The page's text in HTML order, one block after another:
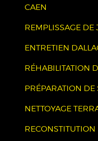
CAEN
REMPLISSAGE DE
ENTRETIEN
RÉHABILITATION
PRÉPARATION DE
NETTOYAGE
RECONSTITUTION